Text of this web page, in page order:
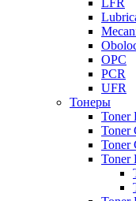
LFR
OPC
PCR
UFR
Тонеры
Toner
Toner
Toner
Toner